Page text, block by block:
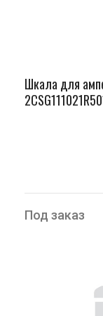
Шкала для
Под заказ